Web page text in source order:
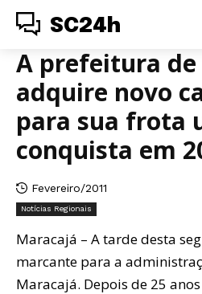
SC24h
A prefeitura
adquire novo
para sua frota
conquista em
Fevereiro/2011
Notícias Regionais
Maracajá – A tarde desta
marcante para a
Maracajá. Depois de 25